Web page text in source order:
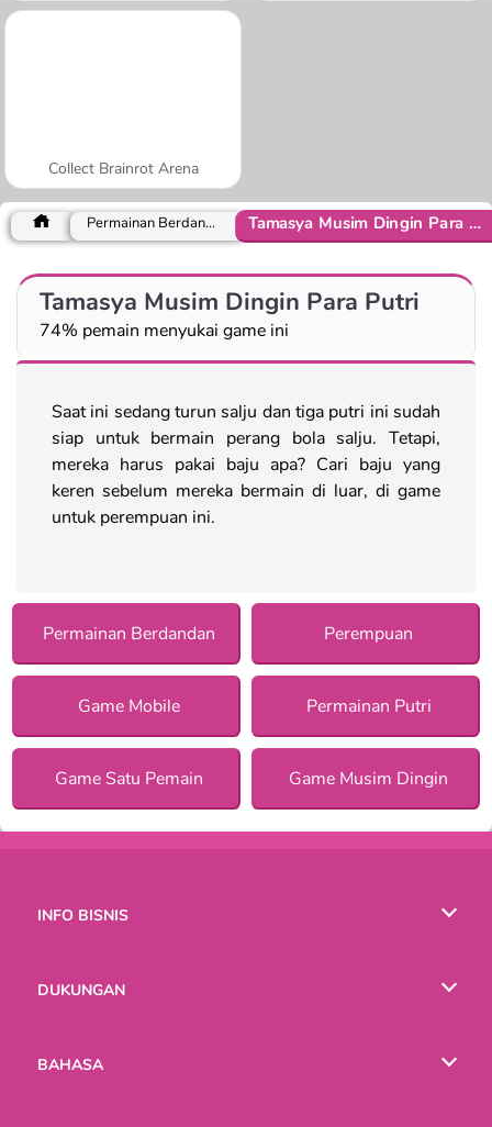
Collect Brainrot Arena
Permainan Berdandan Tamasya Musim Dingin Para Putri
Tamasya Musim Dingin Para Putri
74% pemain menyukai game ini
Saat ini sedang turun salju dan tiga putri ini sudah
siap untuk bermain perang bola salju. Tetapi,
mereka harus pakai baju apa? Cari baju yang
keren sebelum mereka bermain di luar, di game
untuk perempuan ini.
Permainan Berdandan Perempuan
Game Mobile Permainan Putri
Game Satu Pemain Game Musim Dingin
INFO BISNIS
DUKUNGAN
BAHASA